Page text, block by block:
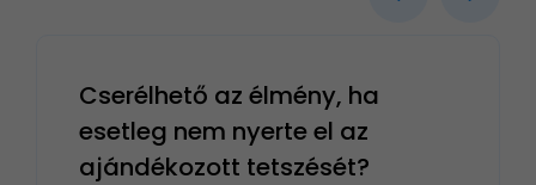
Cserélhető az élmény, ha
esetleg nem nyerte el az
ajándékozott tetszését?